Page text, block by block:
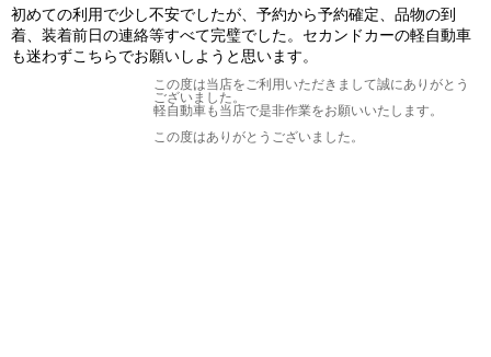
初めての利用で少し不安でしたが、予約から予約確定、品物の到
着、装着前日の連絡等すべて完璧でした。セカンドカーの軽自動車
も迷わずこちらでお願いしようと思います。
この度は当店をご利用いただきまして誠にありがとう
ございました。
軽自動車も当店で是非作業をお願いいたします。
この度はありがとうございました。